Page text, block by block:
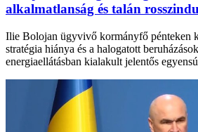
alkalmatlanság és talán
Ilie Bolojan ügyvivő kormányfő pénteken
stratégia hiánya és a halogatott
energiaellátásban kialakult jelentős